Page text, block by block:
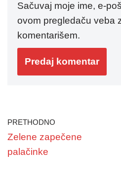
Sačuvaj moje ime, e-
ovom pregledaču veba
komentarišem.
PRETHODNO
Zelene zapečene
palačinke